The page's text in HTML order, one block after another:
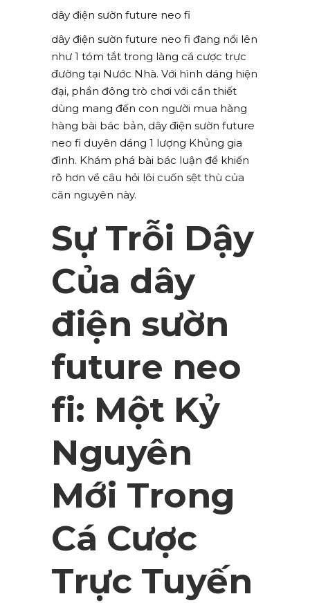
dây điện sườn future neo fi
dây điện sườn future neo fi đang nổi lên
như 1 tóm tắt trong làng cá cược trực
đường tại Nước Nhà. Với hình dáng hiện
đại, phần đông trò chơi với cần thiết
dùng mang đến con người mua hàng
hàng bài bác bản, dây điện sườn future
neo fi duyên dáng 1 lượng Khủng gia
đình. Khám phá bài bác luận để khiến
rõ hơn về câu hỏi lôi cuốn sệt thù của
căn nguyên này.
Sự Trỗi Dậy
Của dây
điện sườn
future neo
fi: Một Kỷ
Nguyên
Mới Trong
Cá Cược
Trực Tuyến